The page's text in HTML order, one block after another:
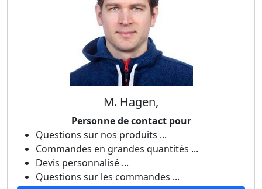
M. Hagen,
Personne de contact pour
Questions sur nos produits ...
Commandes en grandes quantités ...
Devis personnalisé ...
Questions sur les commandes ...